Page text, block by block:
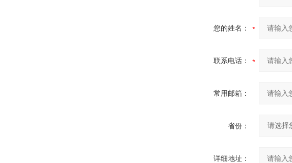
您的姓名：
联系电话：
常用邮箱：
省份：
详细地址：